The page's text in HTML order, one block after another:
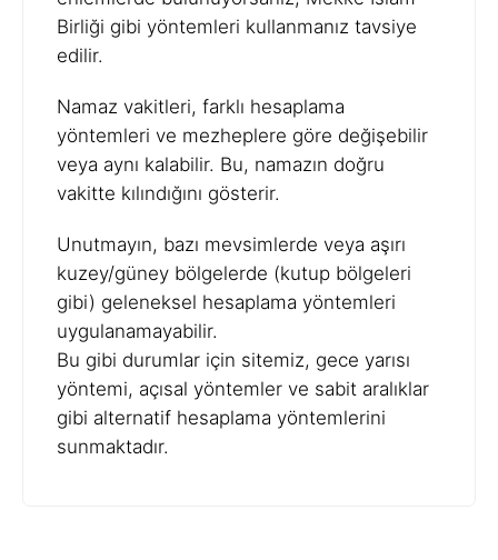
Birliği gibi yöntemleri kullanmanız tavsiye
edilir.
Namaz vakitleri, farklı hesaplama
yöntemleri ve mezheplere göre değişebilir
veya aynı kalabilir. Bu, namazın doğru
vakitte kılındığını gösterir.
Unutmayın, bazı mevsimlerde veya aşırı
kuzey/güney bölgelerde (kutup bölgeleri
gibi) geleneksel hesaplama yöntemleri
uygulanamayabilir.
Bu gibi durumlar için sitemiz, gece yarısı
yöntemi, açısal yöntemler ve sabit aralıklar
gibi alternatif hesaplama yöntemlerini
sunmaktadır.